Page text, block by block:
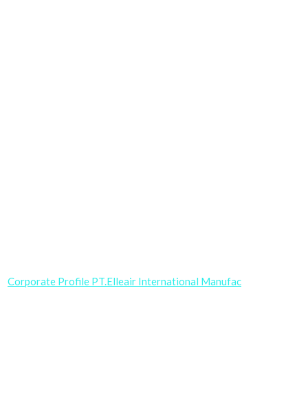
Corporate Profile PT.Elleair International Manufac